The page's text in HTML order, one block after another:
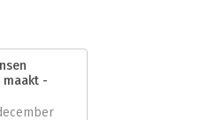
Thema
maakt -